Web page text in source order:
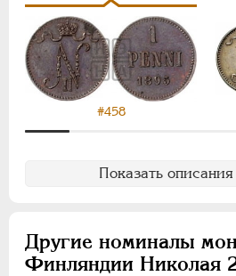
#458
Показать
Другие номиналы
Финляндии Николая
2 марки
1 марка
50 пенни
25 пенни
5 пенни